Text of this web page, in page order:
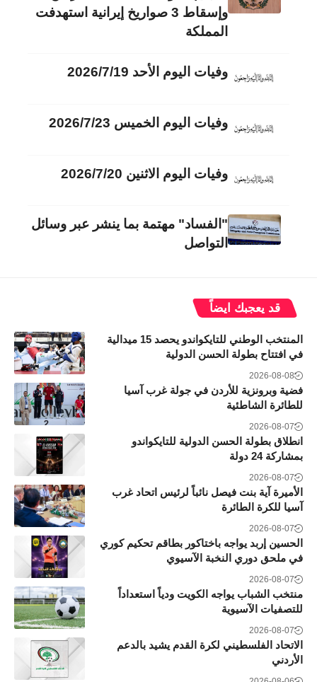
وإسقاط 3 صواريخ إيرانية استهدفت
المملكة
وفيات اليوم الأحد 2026/7/19
وفيات اليوم الخميس 2026/7/23
وفيات اليوم الاثنين 2026/7/20
"الفساد" مهتمة بما ينشر عبر وسائل
التواصل
قد يعجبك ايضاً
المنتخب الوطني للتايكواندو يحصد 15 ميدالية
في افتتاح بطولة الحسن الدولية
2026-08-08
فضية وبرونزية للأردن في جولة غرب آسيا
للطائرة الشاطئية
2026-08-07
انطلاق بطولة الحسن الدولية للتايكواندو
بمشاركة 24 دولة
2026-08-07
الأميرة آية بنت فيصل نائباً لرئيس اتحاد غرب
آسيا للكرة الطائرة
2026-08-07
الحسين إربد يواجه باختاكور بطاقم تحكيم كوري
في ملحق دوري النخبة الآسيوي
2026-08-07
منتخب الشباب يواجه الكويت ودياً استعداداً
للتصفيات الآسيوية
2026-08-07
الاتحاد الفلسطيني لكرة القدم يشيد بالدعم
الأردني